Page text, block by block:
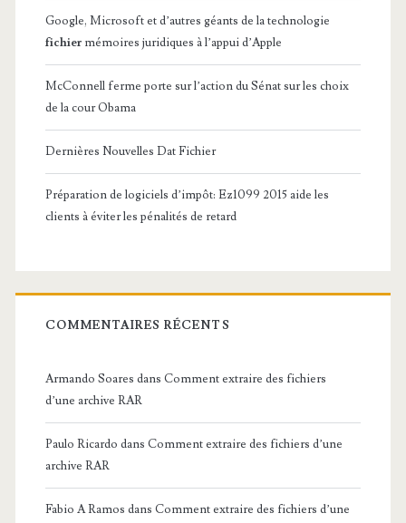
Google, Microsoft et d’autres géants de la technologie
fichier mémoires juridiques à l’appui d’Apple
McConnell ferme porte sur l’action du Sénat sur les choix
de la cour Obama
Dernières Nouvelles Dat Fichier
Préparation de logiciels d’impôt: Ez1099 2015 aide les
clients à éviter les pénalités de retard
COMMENTAIRES RÉCENTS
Armando Soares dans Comment extraire des fichiers
d’une archive RAR
Paulo Ricardo dans Comment extraire des fichiers d’une
archive RAR
Fabio A Ramos dans Comment extraire des fichiers d’une